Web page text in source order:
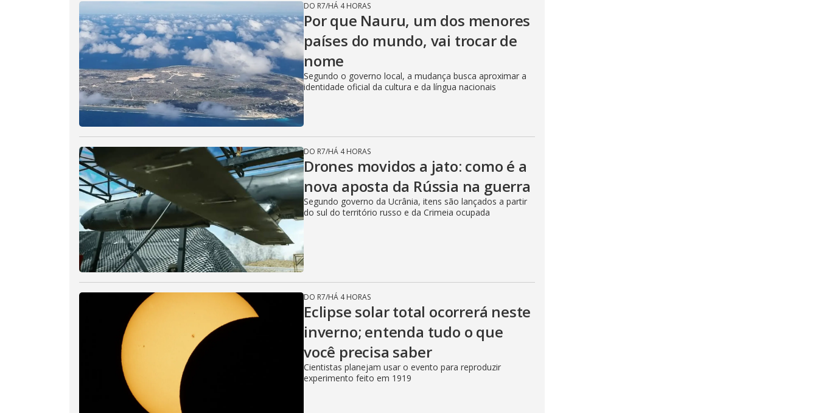
DO R7/HÁ 4 HORAS
Por que Nauru, um dos menores
países do mundo, vai trocar de
nome
Segundo o governo local, a mudança busca aproximar a
identidade oficial da cultura e da língua nacionais
DO R7/HÁ 4 HORAS
Drones movidos a jato: como é a
nova aposta da Rússia na guerra
Segundo governo da Ucrânia, itens são lançados a partir
do sul do território russo e da Crimeia ocupada
DO R7/HÁ 4 HORAS
Eclipse solar total ocorrerá neste
inverno; entenda tudo o que
você precisa saber
Cientistas planejam usar o evento para reproduzir
experimento feito em 1919